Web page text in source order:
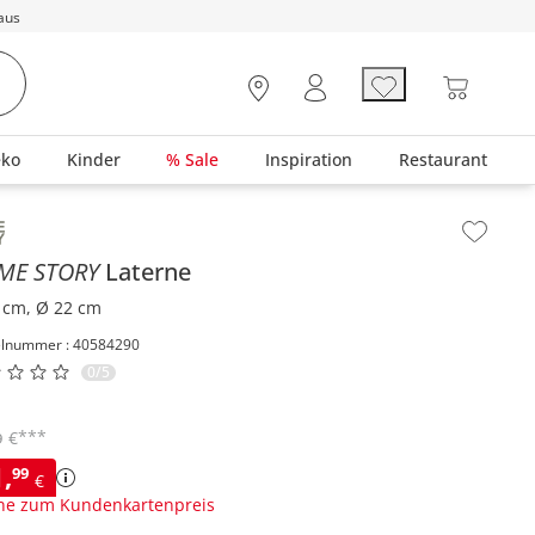
Kinder % Sale Inspiration Restaurant
der Seitenleiste überspringen - Zum Seitenende
STORYLaterne
Ø 22 cm
: 40584290
0/5
,99 €
zum Kundenkartenpreis
€***